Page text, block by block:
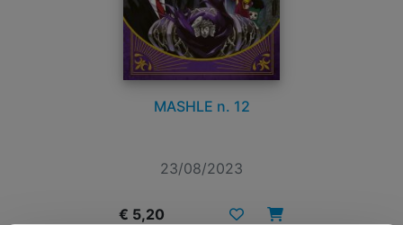
MASHLE n. 12
23/08/2023
€ 5,20